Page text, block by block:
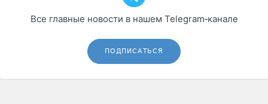
Все главные новости в нашем Telegram‑канале
ПОДПИСАТЬСЯ